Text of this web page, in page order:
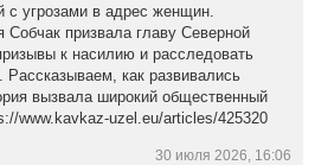
с угрозами в адрес женщин.
Собчак призвала главу Северной
к насилию и расследовать
Рассказываем, как развивались
вызвала широкий общественный
www.kavkaz-uzel.eu/articles/425320
30 июля 2026, 16:06